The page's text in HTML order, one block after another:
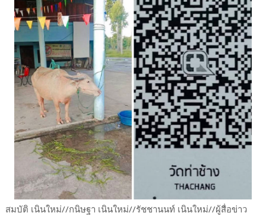
สมบัติ เนินใหม่//กนิษฐา เนินใหม่//รัชชานนท์ เนินใหม่//ผู้สื่อข่าว